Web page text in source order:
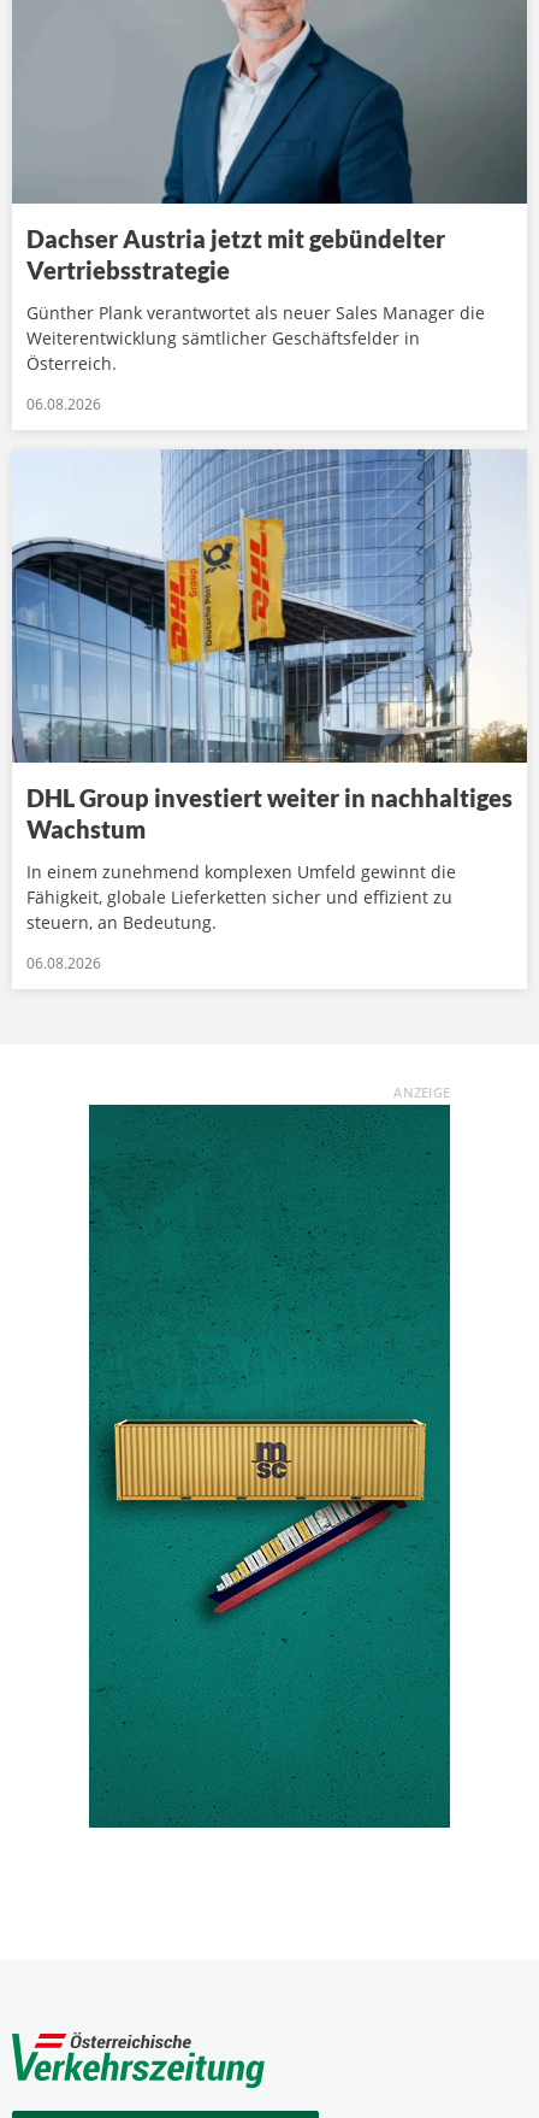
Dachser Austria jetzt mit gebündelter
Vertriebsstrategie
Günther Plank verantwortet als neuer Sales Manager die
Weiterentwicklung sämtlicher Geschäftsfelder in
Österreich.
06.08.2026
DHL Group investiert weiter in nachhaltiges
Wachstum
In einem zunehmend komplexen Umfeld gewinnt die
Fähigkeit, globale Lieferketten sicher und effizient zu
steuern, an Bedeutung.
06.08.2026
ANZEIGE